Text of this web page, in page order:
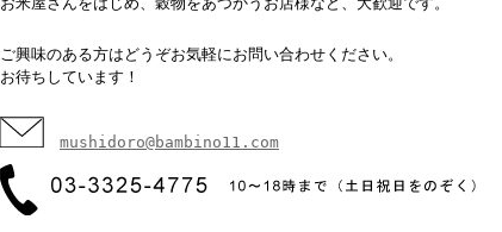
ご興味のある方はどうぞお気軽にお問い合わせください。
お待ちしています！
mushidoro@bambino11.com